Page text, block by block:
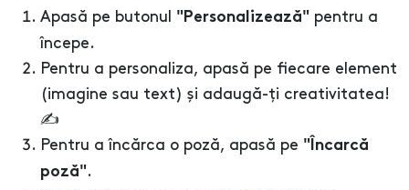
Apasă pe butonul "Personalizează" pentru a
începe.
Pentru a personaliza, apasă pe fiecare element
(imagine sau text) și adaugă-ți creativitatea!
✍️
Pentru a încărca o poză, apasă pe "Încarcă
poză".